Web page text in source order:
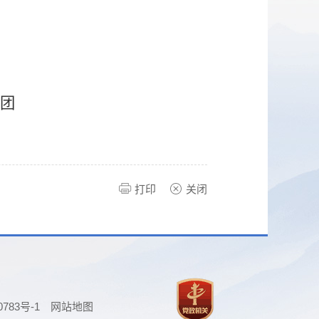
打印 关闭
号-1 网站地图